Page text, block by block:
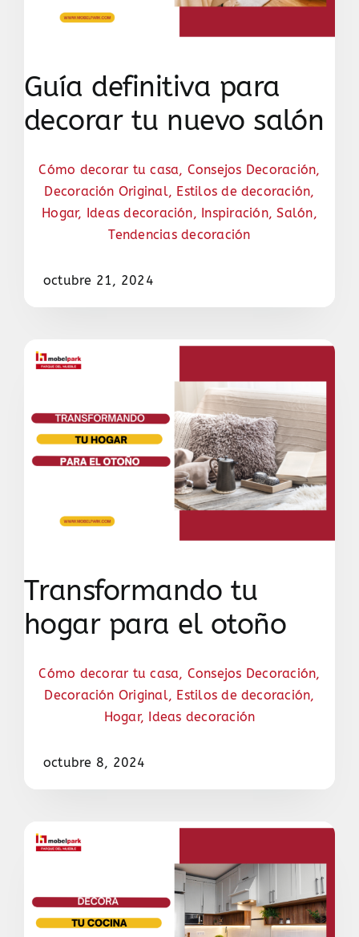
Guía definitiva para
decorar tu nuevo salón
Cómo decorar tu casa, Consejos Decoración,
Decoración Original, Estilos de decoración,
Hogar, Ideas decoración, Inspiración,Salón,
Tendencias decoración
octubre 21, 2024
Transformando tu
hogar para el otoño
Cómo decorar tu casa, Consejos Decoración,
Decoración Original, Estilos de decoración,
Hogar, Ideas decoración
octubre 8, 2024